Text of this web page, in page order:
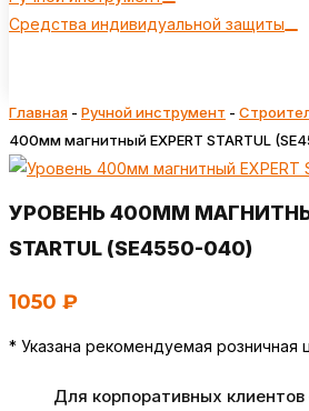
Средства индивидуальной защиты
Главная - Ручной инструмент -
400мм магнитный EXPERT STARTUL
УРОВЕНЬ 400ММ
STARTUL (SE4550-040)
1050 ₽
* Указана рекомендуемая розничная
Для корпоративных